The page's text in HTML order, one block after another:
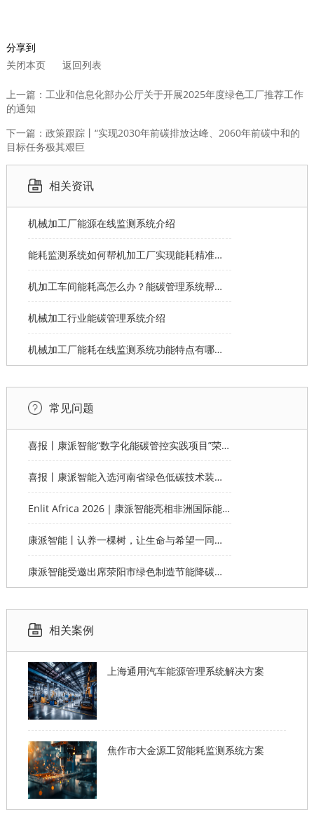
分享到
关闭本页
返回列表
上一篇：工业和信息化部办公厅关于开展2025年度绿色工厂推荐工作
的通知
下一篇：政策跟踪丨“实现2030年前碳排放达峰、2060年前碳中和的
目标任务极其艰巨
相关资讯
机械加工厂能源在线监测系统介绍
能耗监测系统如何帮机加工厂实现能耗精准分摊？
机加工车间能耗高怎么办？能碳管理系统帮您节能
机械加工行业能碳管理系统介绍
机械加工厂能耗在线监测系统功能特点有哪些？
常见问题
喜报丨康派智能“数字化能碳管控实践项目”荣获第十一届“创客中国”郑州市分赛企业组优秀奖
喜报丨康派智能入选河南省绿色低碳技术装备应用典型案例
Enlit Africa 2026｜康派智能亮相非洲国际能源电力展，赋能非洲能源数字化绿色转型
康派智能丨认养一棵树，让生命与希望一同生长
康派智能受邀出席荥阳市绿色制造节能降碳工作说明会并作主题分享
相关案例
上海通用汽车能源管理系统解决方案
焦作市大金源工贸能耗监测系统方案